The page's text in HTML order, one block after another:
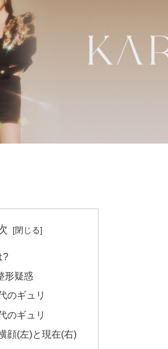
?
形疑惑
のギュリ
のギュリ
顔(左)と現在(右)